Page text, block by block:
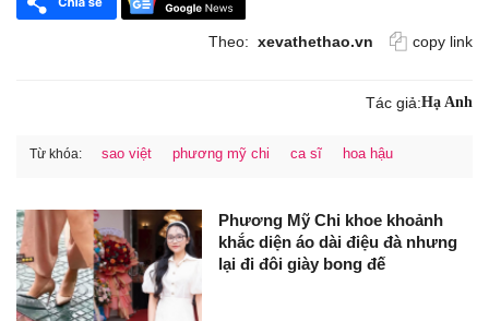
Theo: xevathethao.vn copy link
Tác giả:Hạ Anh
Từ khóa: sao việt phương mỹ chi ca sĩ hoa hậu
Phương Mỹ Chi khoe khoảnh
khắc diện áo dài điệu đà nhưng
lại đi đôi giày bong đế